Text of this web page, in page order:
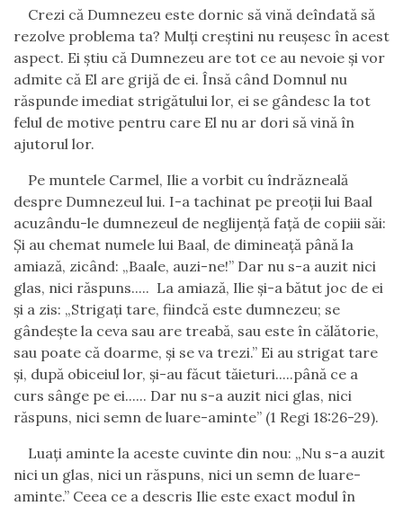
Crezi că Dumnezeu este dornic să vină deîndată să
rezolve problema ta? Mulți creștini nu reușesc în acest
aspect. Ei știu că Dumnezeu are tot ce au nevoie și vor
admite că El are grijă de ei. Însă când Domnul nu
răspunde imediat strigătului lor, ei se gândesc la tot
felul de motive pentru care El nu ar dori să vină în
ajutorul lor.
Pe muntele Carmel, Ilie a vorbit cu îndrăzneală
despre Dumnezeul lui. I-a tachinat pe preoții lui Baal
acuzându-le dumnezeul de neglijență față de copiii săi:
Şi au chemat numele lui Baal, de dimineaţă până la
amiază, zicând: „Baale, auzi-ne!” Dar nu s-a auzit nici
glas, nici răspuns..... La amiază, Ilie şi-a bătut joc de ei
şi a zis: „Strigaţi tare, fiindcă este dumnezeu; se
gândeşte la ceva sau are treabă, sau este în călătorie,
sau poate că doarme, şi se va trezi.” Ei au strigat tare
şi, după obiceiul lor, şi-au făcut tăieturi.....până ce a
curs sânge pe ei...... Dar nu s-a auzit nici glas, nici
răspuns, nici semn de luare-aminte” (1 Regi 18:26-29).
Luați aminte la aceste cuvinte din nou: „Nu s-a auzit
nici un glas, nici un răspuns, nici un semn de luare-
aminte.” Ceea ce a descris Ilie este exact modul în